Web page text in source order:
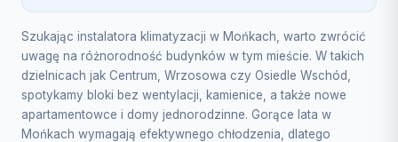
Szukając instalatora klimatyzacji w Mońkach, warto zwrócić
uwagę na różnorodność budynków w tym mieście. W takich
dzielnicach jak Centrum, Wrzosowa czy Osiedle Wschód,
spotykamy bloki bez wentylacji, kamienice, a także nowe
apartamentowce i domy jednorodzinne. Gorące lata w
Mońkach wymagają efektywnego chłodzenia, dlatego